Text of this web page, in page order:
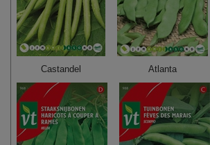
Castandel Atlanta